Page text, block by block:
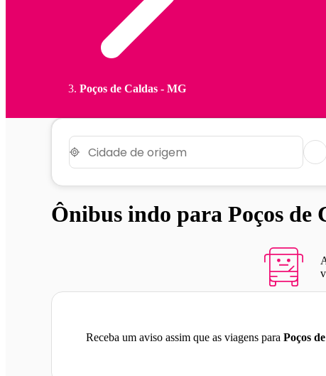
Poços de Caldas - MG
Ônibus indo para Poços de
Receba um aviso assim que as viagens para Poços